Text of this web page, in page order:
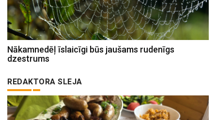
Nākamnedēļ īslaicīgi būs jaušams rudenīgs
dzestrums
REDAKTORA SLEJA